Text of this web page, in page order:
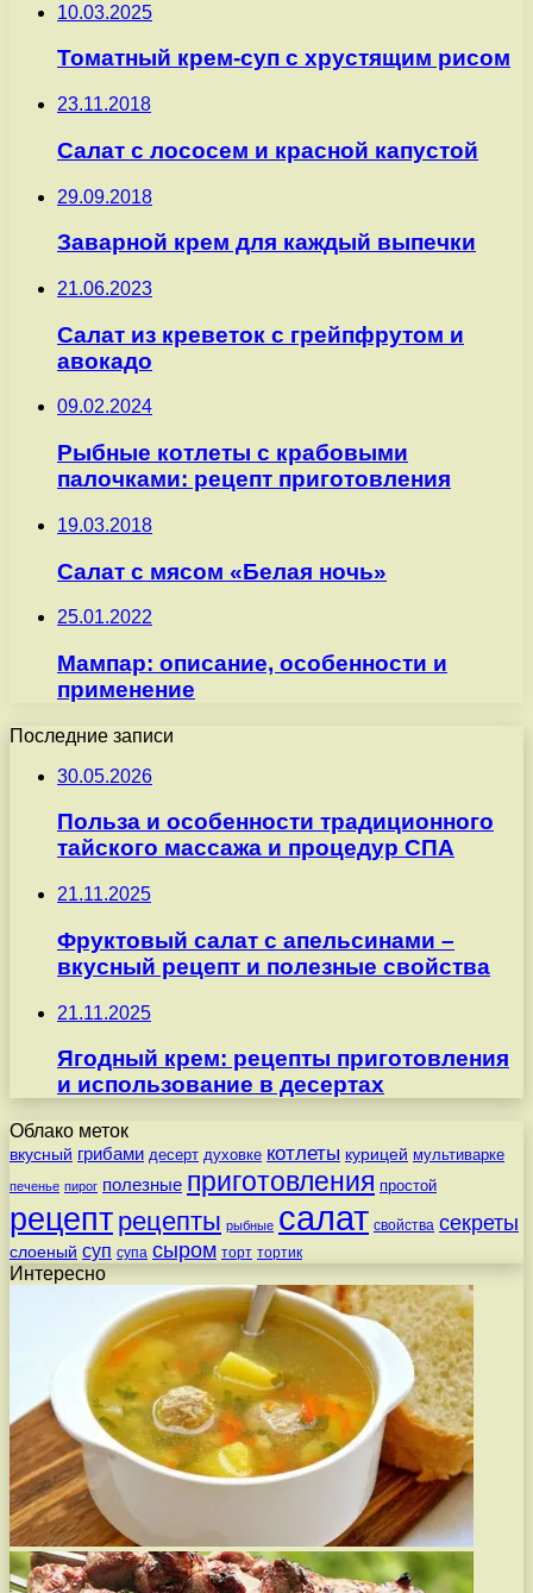
10.03.2025
Томатный крем-суп с хрустящим рисом
23.11.2018
Салат с лососем и красной капустой
29.09.2018
Заварной крем для каждый выпечки
21.06.2023
Салат из креветок с грейпфрутом и
авокадо
09.02.2024
Рыбные котлеты с крабовыми
палочками: рецепт приготовления
19.03.2018
Салат с мясом «Белая ночь»
25.01.2022
Мампар: описание, особенности и
применение
Последние записи
30.05.2026
Польза и особенности традиционного
тайского массажа и процедур СПА
21.11.2025
Фруктовый салат с апельсинами –
вкусный рецепт и полезные свойства
21.11.2025
Ягодный крем: рецепты приготовления
и использование в десертах
Облако меток
вкусный грибами десерт духовке котлеты курицей мультиварке
печенье пирог полезные приготовления простой
рецепт рецепты рыбные салат свойства секреты
слоеный суп супа сыром торт тортик
Интересно